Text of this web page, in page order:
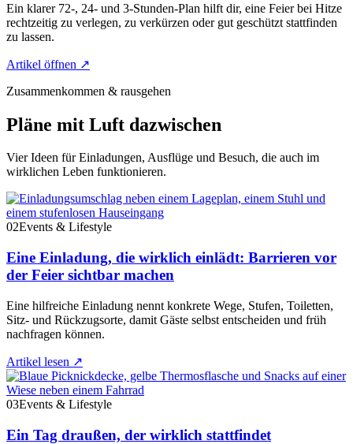
Ein klarer 72-, 24- und 3-Stunden-Plan hilft dir, eine Feier bei Hitze
rechtzeitig zu verlegen, zu verkürzen oder gut geschützt stattfinden
zu lassen.
Artikel öffnen ↗
Zusammenkommen & rausgehen
Pläne mit Luft dazwischen
Vier Ideen für Einladungen, Ausflüge und Besuch, die auch im
wirklichen Leben funktionieren.
02Events & Lifestyle
Eine Einladung, die wirklich einlädt: Barrieren vor
der Feier sichtbar machen
Eine hilfreiche Einladung nennt konkrete Wege, Stufen, Toiletten,
Sitz- und Rückzugsorte, damit Gäste selbst entscheiden und früh
nachfragen können.
Artikel lesen ↗
03Events & Lifestyle
Ein Tag draußen, der wirklich stattfindet